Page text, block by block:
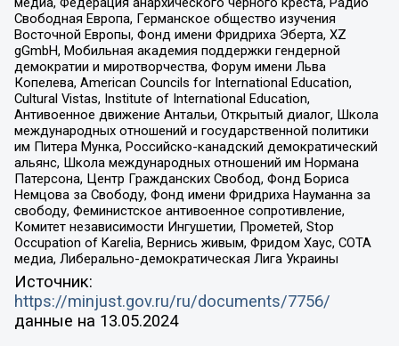
Свободная Европа, Германское общество изучения
Восточной Европы, Фонд имени Фридриха Эберта, XZ
gGmbH, Мобильная академия поддержки гендерной
демократии и миротворчества, Форум имени Льва
Копелева, American Councils for International Education,
Cultural Vistas, Institute of International Education,
Антивоенное движение Антальи, Открытый диалог, Школа
международных отношений и государственной политики
им Питера Мунка, Российско-канадский демократический
альянс, Школа международных отношений им Нормана
Патерсона, Центр Гражданских Свобод, Фонд Бориса
Немцова за Свободу, Фонд имени Фридриха Науманна за
свободу, Феминистское антивоенное сопротивление,
Комитет независимости Ингушетии, Прометей, Stop
Occupation of Karelia, Вернись живым, Фридом Хаус, СОТА
медиа, Либерально-демократическая Лига Украины
Источник:
https://minjust.gov.ru/ru/documents/7756/
данные на 13.05.2024